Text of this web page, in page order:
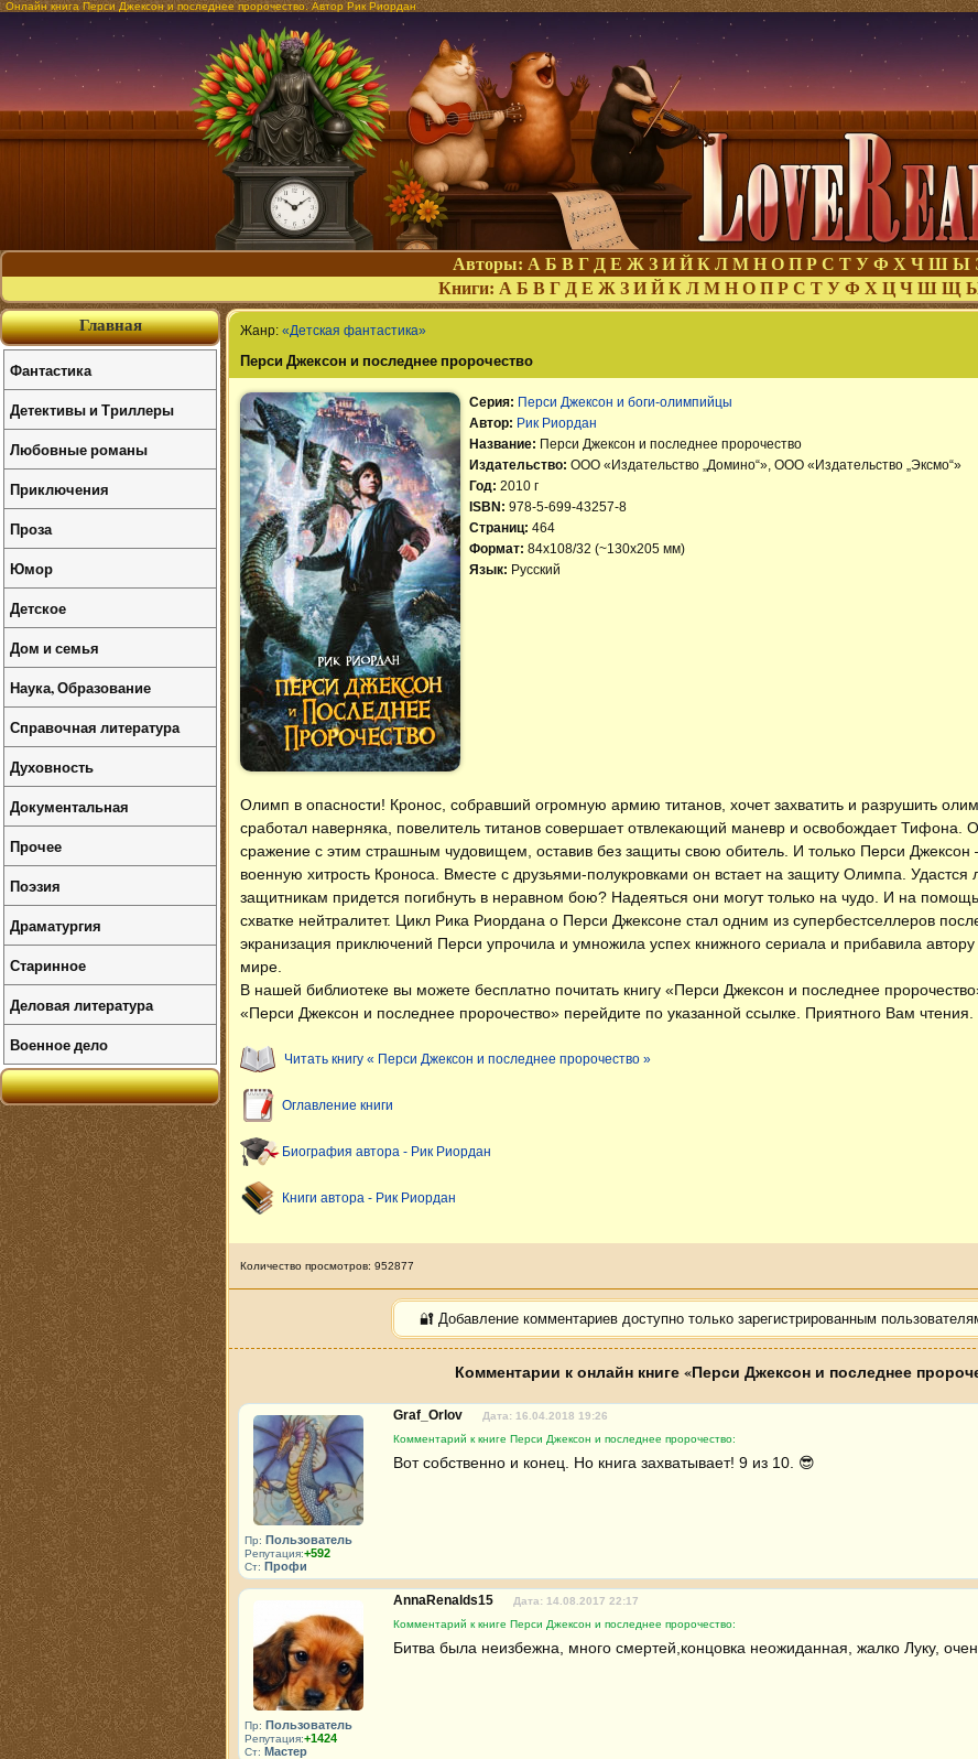
Онлайн книга Перси Джексон и последнее пророчество. Автор Рик Риордан
Авторы: А Б В Г Д Е Ж З И Й К Л М Н О П Р С Т У Ф Х Ч Ш Ы
Книги: А Б В Г Д Е Ж З И Й К Л М Н О П Р С Т У Ф Х Ц Ч Ш Щ
Жанр: «Детская фантастика»
Перси Джексон и последнее пророчество
Серия: Перси Джексон и боги-олимпийцы
Автор: Рик Риордан
Название: Перси Джексон и последнее пророчество
Издательство: ООО «Издательство „Домино“», ООО «Издательство „Эксмо“»
Год: 2010 г
ISBN: 978-5-699-43257-8
Страниц: 464
Формат: 84x108/32 (~130х205 мм)
Язык: Русский
Олимп в опасности! Кронос, собравший огромную армию титанов, хочет захватить и разрушить
сработал наверняка, повелитель титанов совершает отвлекающий маневр и освобождает Тифона.
сражение с этим страшным чудовищем, оставив без защиты свою обитель. И только Перси Джексон
военную хитрость Кроноса. Вместе с друзьями-полукровками он встает на защиту Олимпа. Удастся
защитникам придется погибнуть в неравном бою? Надеяться они могут только на чудо. И на помощь
схватке нейтралитет. Цикл Рика Риордана о Перси Джексоне стал одним из супербестселлеров
экранизация приключений Перси упрочила и умножила успех книжного сериала и прибавила
мире.
В нашей библиотеке вы можете бесплатно почитать книгу «Перси Джексон и последнее
«Перси Джексон и последнее пророчество» перейдите по указанной ссылке. Приятного Вам чтения.
Читать книгу « Перси Джексон и последнее пророчество »
Оглавление книги
Биография автора - Рик Риордан
Книги автора - Рик Риордан
Количество просмотров: 952877
🔐 Добавление комментариев доступно только зарегистрированным
Комментарии к онлайн книге «Перси Джексон и последнее
Пр: Пользователь
Репутация:+592
Ст: Профи
Graf_Orlov
Дата: 16.04.2018 19:26
Комментарий к книге Перси Джексон и последнее пророчество:
Вот собственно и конец. Но книга захватывает! 9 из 10. 😎
Пр: Пользователь
Репутация:+1424
Ст: Мастер
AnnaRenalds15
Дата: 14.08.2017 22:17
Комментарий к книге Перси Джексон и последнее пророчество:
Битва была неизбежна, много смертей,концовка неожиданная, жалко Луку,
Главная
Фантастика
Детективы и Триллеры
Любовные романы
Приключения
Проза
Юмор
Детское
Дом и семья
Наука, Образование
Справочная литература
Духовность
Документальная
Прочее
Поэзия
Драматургия
Старинное
Деловая литература
Военное дело